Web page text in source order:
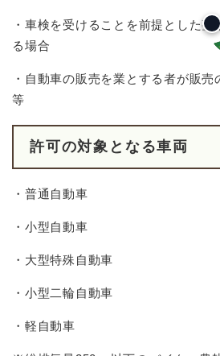
・車検を受けることを前提とした
る場合
・自動車の販売を業とする者が販
等
許可の対象となる車両
・普通自動車
・小型自動車
・大型特殊自動車
・小型二輪自動車
・軽自動車